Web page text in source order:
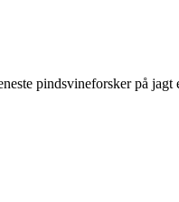
pindsvineforsker på